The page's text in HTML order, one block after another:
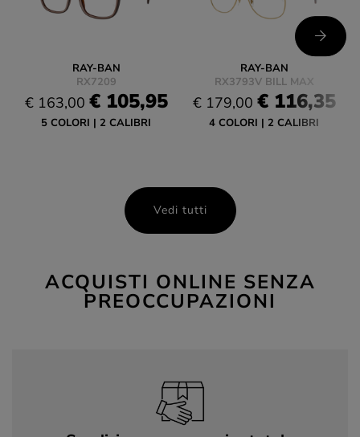
RAY-BAN
RX7209
€ 163,00 € 105,95
5 COLORI 2 CALIBRI
RAY-BAN
RX3793V BILL MAX
€ 179,00 € 116,35
4 COLORI 2 CALIBRI
Vedi tutti
ACQUISTI ONLINE SENZA
PREOCCUPAZIONI